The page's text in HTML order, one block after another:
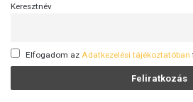
Keresztnév
Elfogadom az Adatkezelési tájékoztatóban